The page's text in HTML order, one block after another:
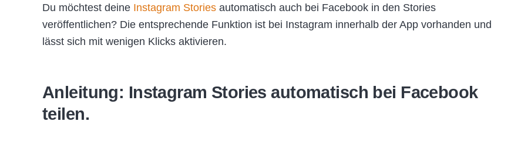
Du möchtest deine Instagram Stories automatisch auch bei Facebook in den Stories
veröffentlichen? Die entsprechende Funktion ist bei Instagram innerhalb der App vorhanden und
lässt sich mit wenigen Klicks aktivieren.
Anleitung: Instagram Stories automatisch bei Facebook
teilen.